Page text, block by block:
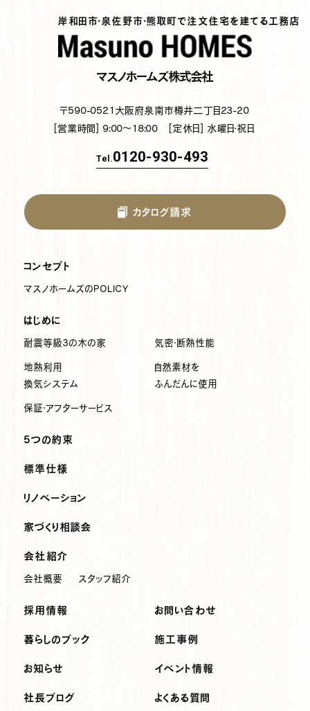
岸和田市・泉佐野市・熊取町で注文住宅を建てる工務店
マスノホームズ株式会社
〒590-0521 大阪府泉南市樽井二丁目23-20
[営業時間] 9:00～18:00
[定休日] 水曜日・祝日
Tel.0120-930-493
カタログ請求
コンセプト
マスノホームズのPOLICY
はじめに
耐震等級3の木の家 気密・断熱性能
地熱利用
換気システム
自然素材を
ふんだんに使用
保証・アフターサービス
5つの約束
標準仕様
リノベーション
家づくり相談会
会社紹介
会社概要 スタッフ紹介
採用情報 お問い合わせ
暮らしのブック 施工事例
お知らせ
社長ブログ
イベント情報
よくある質問